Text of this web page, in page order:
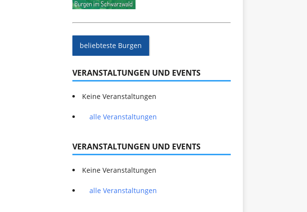
beliebteste Burgen
VERANSTALTUNGEN UND EVENTS
Keine Veranstaltungen
alle Veranstaltungen
VERANSTALTUNGEN UND EVENTS
Keine Veranstaltungen
alle Veranstaltungen